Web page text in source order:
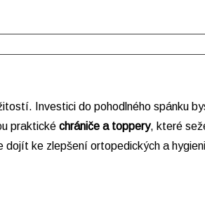
Investici do pohodlného spánku
praktické chrániče a toppery, které
ke zlepšení ortopedických a